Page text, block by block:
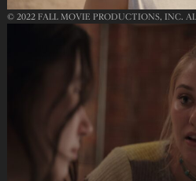
© 2022 FALL MOVIE PRODUCTIONS, INC.